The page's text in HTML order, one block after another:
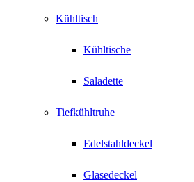
Kühltisch
Kühltische
Saladette
Tiefkühltruhe
Edelstahldeckel
Glasedeckel